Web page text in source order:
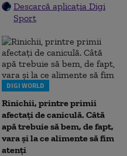
Descarcă aplicația Digi
Sport
DIGI WORLD
Rinichii, printre primii
afectați de caniculă. Câtă
apă trebuie să bem, de fapt,
vara și la ce alimente să fim
atenți